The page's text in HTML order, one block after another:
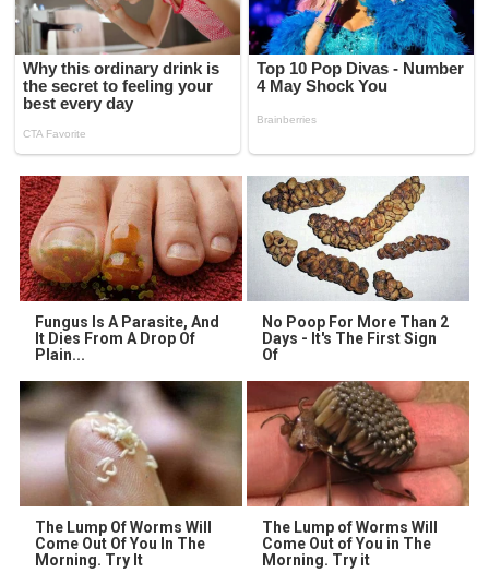
Fungus Is A Parasite, And
It Dies From A Drop Of
Plain...
No Poop For More Than 2
Days - It's The First Sign
Of
The Lump Of Worms Will
Come Out Of You In The
Morning. Try It
The Lump of Worms Will
Come Out of You in The
Morning. Try it